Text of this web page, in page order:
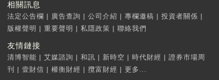
相關訊息
法定公告欄 | 廣告查詢 | 公司介紹 | 專欄邀稿 | 投資者關係 |
版權聲明 | 重要聲明 | 私隱政策 | 聯絡我們
友情鏈接
清博智能 | 艾媒諮詢 | 和訊 | 新時空 | 時代財經 | 證券市場周
刊
| 壹財信 | 權衡財經 | 攬富財經 | 更多...